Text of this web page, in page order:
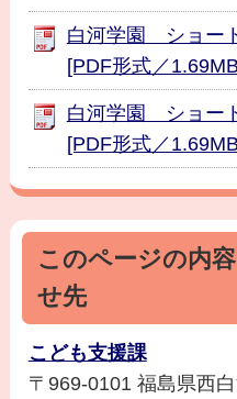
白河学園 ショー
[PDF形式／
白河学園 ショー
[PDF形式／
このページの内
せ先
こども支援課
〒969-0101 福島県西